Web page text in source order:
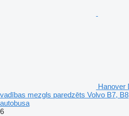
Hanover
vadības mezgls paredzēts Volvo B7,
autobusa
6